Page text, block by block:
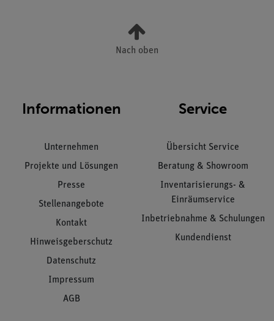
Nach oben
Informationen
Unternehmen
Projekte und Lösungen
Presse
Stellenangebote
Kontakt
Hinweisgeberschutz
Datenschutz
Impressum
AGB
Service
Übersicht Service
Beratung & Showroom
Inventarisierungs- &
Einräumservice
Inbetriebnahme & Schulungen
Kundendienst